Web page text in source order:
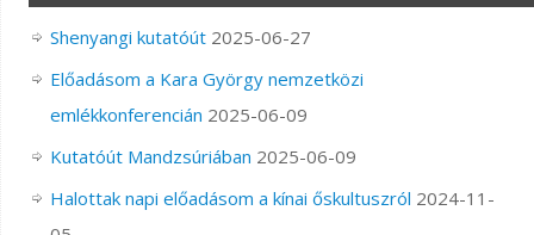
Shenyangi kutatóút 2025-06-27
Előadásom a Kara György nemzetközi
emlékkonferencián 2025-06-09
Kutatóút Mandzsúriában 2025-06-09
Halottak napi előadásom a kínai őskultuszról 2024-11-